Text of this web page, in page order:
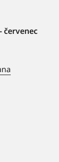
červenec